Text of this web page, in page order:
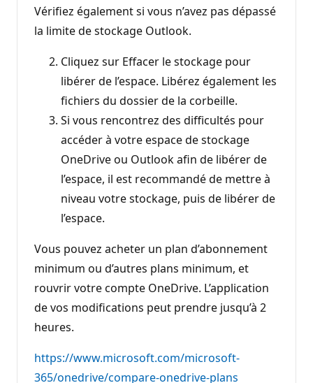
Vérifiez également si vous n’avez pas dépassé
la limite de stockage Outlook.
Cliquez sur Effacer le stockage pour
libérer de l’espace. Libérez également les
fichiers du dossier de la corbeille.
Si vous rencontrez des difficultés pour
accéder à votre espace de stockage
OneDrive ou Outlook afin de libérer de
l’espace, il est recommandé de mettre à
niveau votre stockage, puis de libérer de
l’espace.
Vous pouvez acheter un plan d’abonnement
minimum ou d’autres plans minimum, et
rouvrir votre compte OneDrive. L’application
de vos modifications peut prendre jusqu’à 2
heures.
https://www.microsoft.com/microsoft-
365/onedrive/compare-onedrive-plans